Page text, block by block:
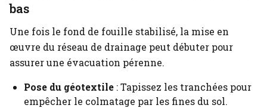
bas
Une fois le fond de fouille stabilisé, la mise en
œuvre du réseau de drainage peut débuter pour
assurer une évacuation pérenne.
Pose du géotextile : Tapissez les tranchées pour
empêcher le colmatage par les fines du sol.